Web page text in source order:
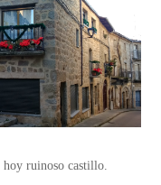
hoy ruinoso castillo.